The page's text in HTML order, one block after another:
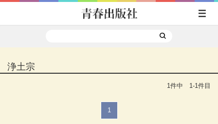
浄土宗
1件中 1-1件目
1